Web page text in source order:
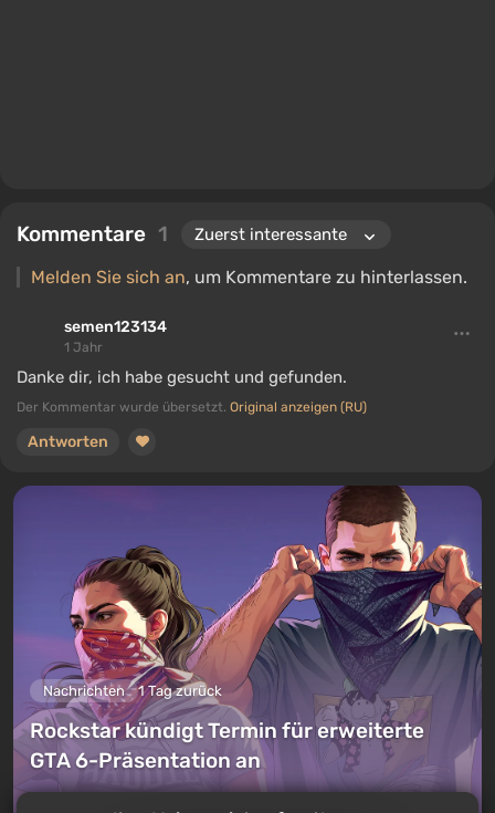
Kommentare 1
Melden Sie sich an, um Kommentare zu hinterlassen.
semen123134
1 Jahr
Danke dir, ich habe gesucht und gefunden.
Der Kommentar wurde übersetzt. Original anzeigen (RU)
Antworten
Nachrichten 1 Tag zurück
Rockstar kündigt Termin für erweiterte
GTA 6-Präsentation an